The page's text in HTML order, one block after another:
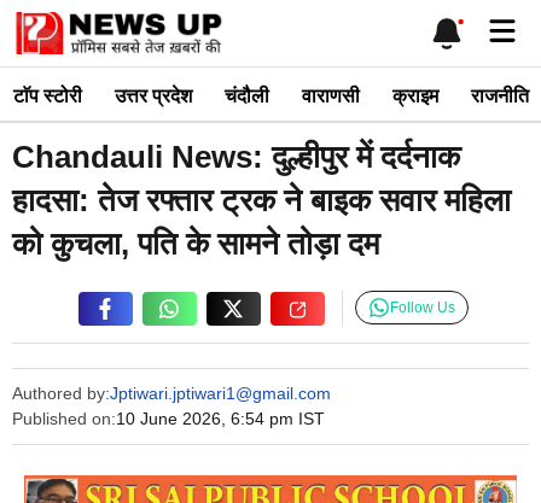
Skip
content
टाॅप स्टोरी उत्तर प्रदेश चंदौली वाराणसी क्राइम राजनीति
Chandauli News: दुल्हीपुर में दर्दनाक
हादसा: तेज रफ्तार ट्रक ने बाइक सवार महिला
को कुचला, पति के सामने तोड़ा दम
Authored by:Jptiwari.jptiwari1@gmail.com
Published on:10 June 2026, 6:54 pm IST
Follow Us